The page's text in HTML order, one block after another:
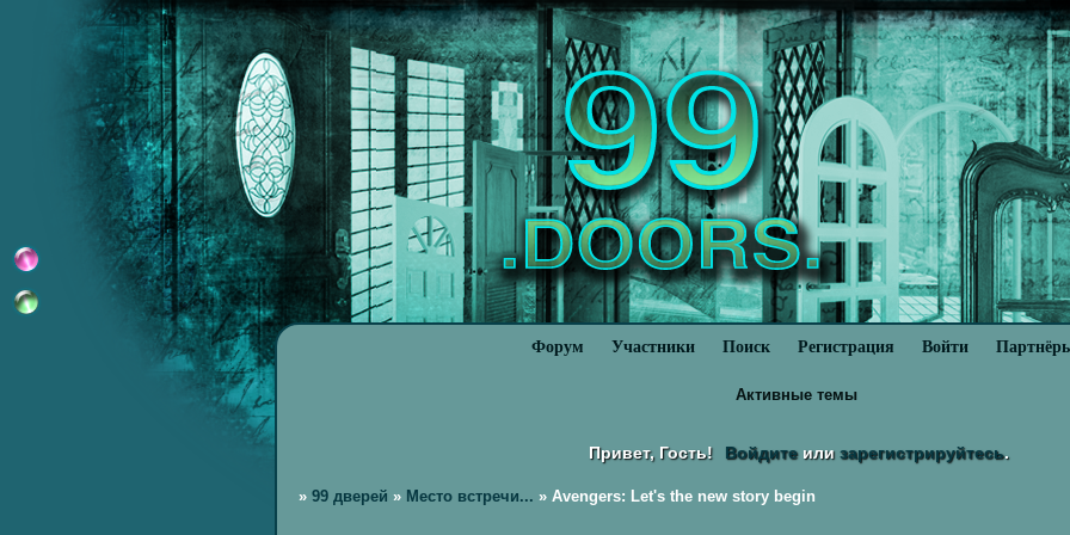
Форум Участники Поиск Регистрация Войти
Активные темы
Привет, Гость! Войдитеили зарегистрируйтесь.
» 99 дверей » Место встречи... » Avengers: Let's the new story begin